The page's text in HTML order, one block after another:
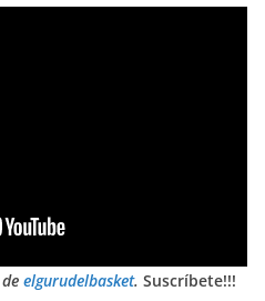
elgurudelbasket. Suscríbete!!!